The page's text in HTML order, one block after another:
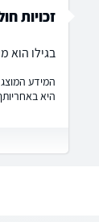
זכויות
בגילו הוא
המידע
היא